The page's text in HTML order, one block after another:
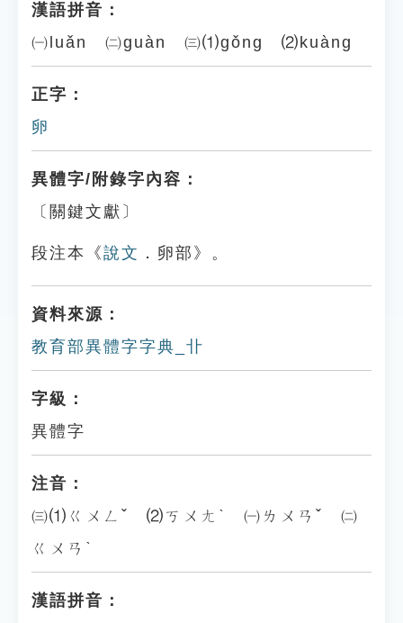
漢語拼音：
㈠luǎn ㈡guàn ㈢⑴gǒng ⑵kuàng
正字：
卵
異體字/附錄字內容：
〔關鍵文獻〕
段注本《說文 ．卵部》。
資料來源：
教育部異體字字典_卝
字級：
異體字
注音：
㈢⑴ㄍㄨㄥˇ ⑵ㄎㄨㄤˋ ㈠ㄌㄨㄢˇ ㈡
ㄍㄨㄢˋ
漢語拼音：